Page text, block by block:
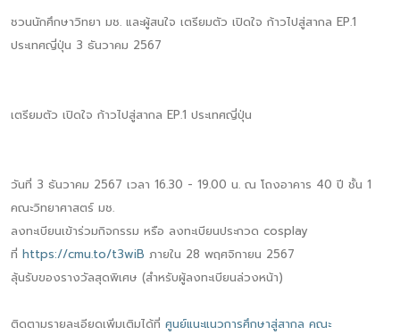
ชวนนักศึกษาวิทยา มช. และผู้สนใจ เตรียมตัว เปิดใจ ก้าวไปสู่สากล EP.1
ประเทศญี่ปุ่น 3 ธันวาคม 2567
เตรียมตัว เปิดใจ ก้าวไปสู่สากล EP.1 ประเทศญี่ปุ่น
วันที่ 3 ธันวาคม 2567 เวลา 16.30 - 19.00 น. ณ โถงอาคาร 40 ปี ชั้น 1
คณะวิทยาศาสตร์ มช.
ลงทะเบียนเข้าร่วมกิจกรรม หรือ ลงทะเบียนประกวด cosplay
ที่ https://cmu.to/t3wiB ภายใน 28 พฤศจิกายน 2567
ลุ้นรับของรางวัลสุดพิเศษ (สำหรับผู้ลงทะเบียนล่วงหน้า)
ติดตามรายละเอียดเพิ่มเติมได้ที่ ศูนย์แนะแนวการศึกษาสู่สากล คณะ